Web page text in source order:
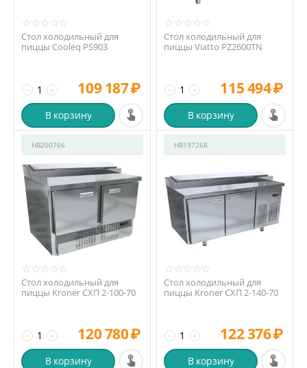
Стол холодильный для
пиццы Cooleq PS903
+
− 109 187₽
В корзину
Стол холодильный для
пиццы Viatto PZ2600TN
+
− 115 494₽
В корзину
HB200766
Стол холодильный для
пиццы Kroner СХП 2-100-70
+
− 120 780₽
В корзину
HB197268
Стол холодильный для
пиццы Kroner СХП 2-140-70
+
− 122 376₽
В корзину